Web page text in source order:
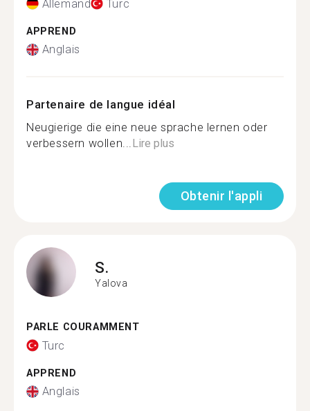
Allemand Turc
APPREND
Anglais
Partenaire de langue idéal
Neugierige die eine neue sprache lernen oder
verbessern wollen...Lire plus
Obtenir l'appli
S.
Yalova
PARLE COURAMMENT
Turc
APPREND
Anglais